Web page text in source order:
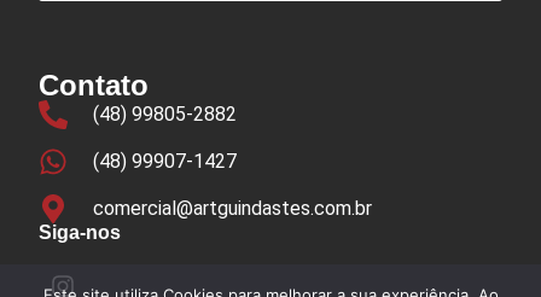
Contato
(48) 99805-2882
(48) 99907-1427
comercial@artguindastes.com.br
Siga-nos